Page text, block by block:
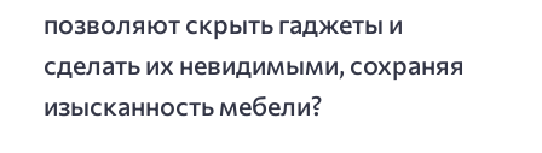
позволяют скрыть гаджеты и
сделать их невидимыми, сохраняя
изысканность мебели?